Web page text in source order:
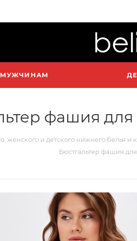
МУЖЧИНАМ
фашия
женского и детского нижнего белья и
Бюстгальтер фашия